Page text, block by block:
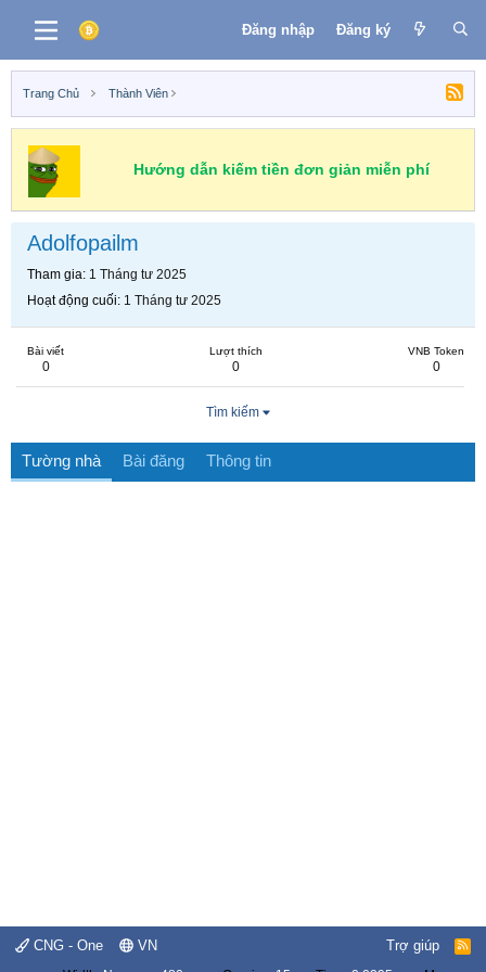
Đăng nhập Đăng ký
Trang Chủ Thành Viên
Hướng dẫn kiếm tiền đơn giản miễn phí
Adolfopailm
Tham gia 1 Tháng tư 2025
Hoạt động cuối 1 Tháng tư 2025
Bài viết
0
Lượt thích
0
VNB Token
0
Tìm kiếm
Tường nhà Bài đăng Thông tin
CNG - One VN Trợ giúp
R